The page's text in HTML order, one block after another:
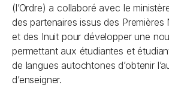
(l’Ordre) a collaboré avec le
des partenaires issus des
et des Inuit pour développer une
permettant aux étudiantes et
de langues autochtones d’obtenir
d’enseigner.